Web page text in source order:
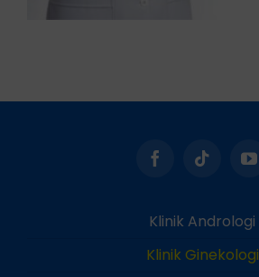
Klinik Andrologi
Klinik Ginekologi